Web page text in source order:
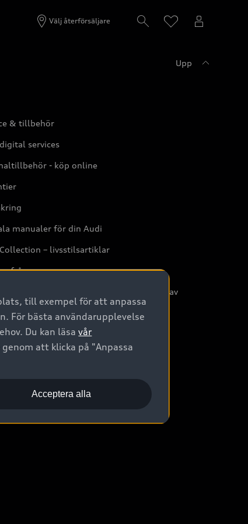
Välj återförsäljare
Upp
& tillbehör
services
- köp online
manualer för din Audi
– livsstilsartiklar
frågor
nätet stängs ned - Hur påverkas min bil av
till exempel för att anpassa
För bästa användarupplevelse
Du kan läsavår
att klicka på "Anpassa
Acceptera alla